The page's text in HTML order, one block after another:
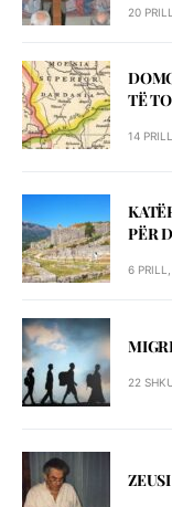
20
TЁ
14
PЁR
6
22